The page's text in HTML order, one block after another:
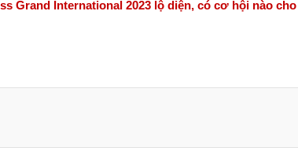
Grand International 2023 lộ diện, có cơ hội nào cho